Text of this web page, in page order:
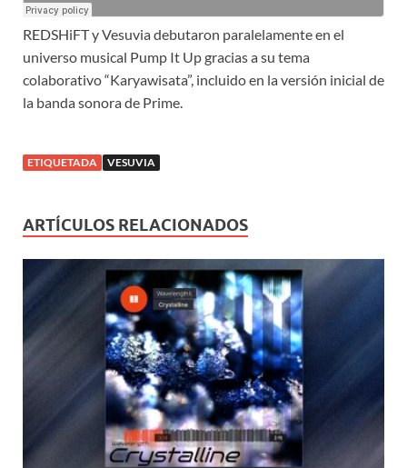
REDSHiFT y Vesuvia debutaron paralelamente en el
universo musical Pump It Up gracias a su tema
colaborativo “Karyawisata”, incluido en la versión inicial de
la banda sonora de Prime.
ETIQUETADA VESUVIA
ARTÍCULOS RELACIONADOS